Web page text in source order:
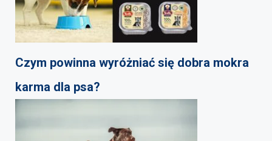
Czym powinna wyróżniać się dobra mokra
karma dla psa?